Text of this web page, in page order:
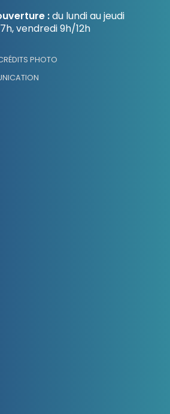
:du lundi au jeudi
vendredi 9h/12h
PHOTO